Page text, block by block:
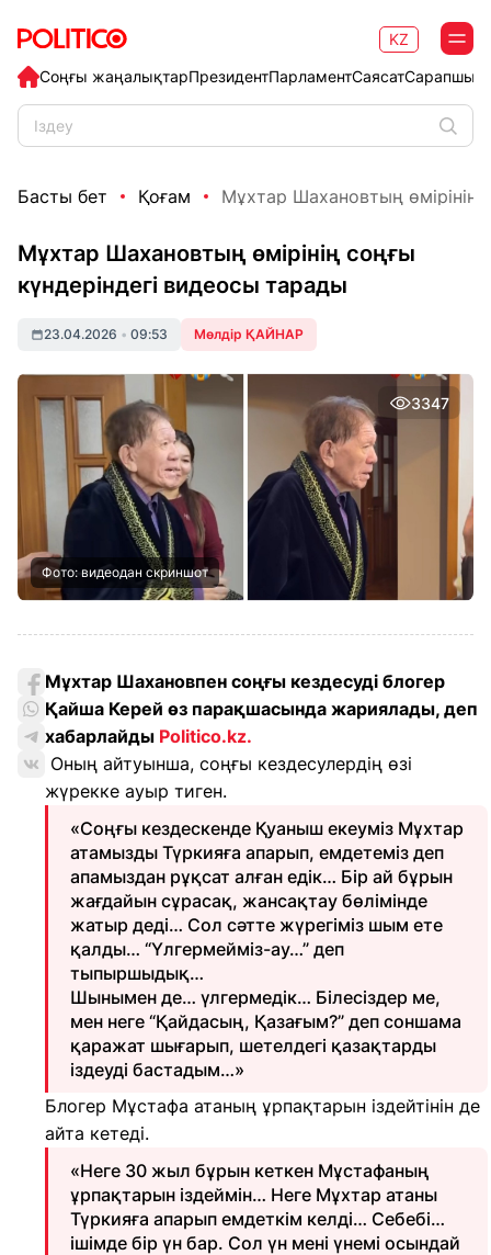
Соңғы жаңалықтарПрезидентПарламентСаясат
KZ
Басты бет Қоғам Мұхтар Шахановтың өмірінің
Мұхтар Шахановтың өмірінің соңғы
күндеріндегі видеосы тарады
23.04.2026 • 09:53 Мөлдір ҚАЙНАР
3347
Фото: видеодан скриншот
Мұхтар Шахановпен соңғы кездесуді блогер
Қайша Керей өз парақшасында жариялады, деп
хабарлайды Politico.kz.
Оның айтуынша, соңғы кездесулердің өзі
жүрекке ауыр тиген.
«Соңғы кездескенде Қуаныш екеуміз Мұхтар
атамызды Түркияға апарып, емдетеміз деп
апамыздан рұқсат алған едік… Бір ай бұрын
жағдайын сұрасақ, жансақтау бөлімінде
жатыр деді… Сол сәтте жүрегіміз шым ете
қалды… “Үлгермейміз-ау…” деп
тыпыршыдық…
Шынымен де… үлгермедік… Білесіздер ме,
мен неге “Қайдасың, Қазағым?” деп соншама
қаражат шығарып, шетелдегі қазақтарды
іздеуді бастадым…»
Блогер Мұстафа атаның ұрпақтарын іздейтінін де
айта кетеді.
«Неге 30 жыл бұрын кеткен Мұстафаның
ұрпақтарын іздеймін… Неге Мұхтар атаны
Түркияға апарып емдеткім келді… Себебі…
ішімде бір үн бар. Сол үн мені үнемі осындай